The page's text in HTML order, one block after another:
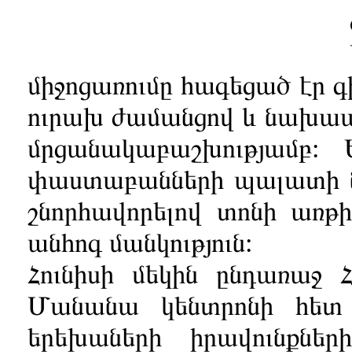
միջոցառումը հագեցած
ուրախ ժամանցով և
մրցանակաբաշխությամբ:
փաստաբանների պալատի
շնորհավորելով տոնի
անհոգ մանկություն:
Հունիսի մեկին
Մանանա կենտրոնի
երեխաների